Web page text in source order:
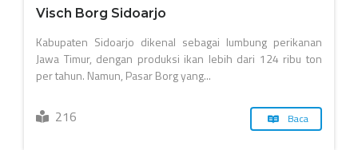
Visch Borg Sidoarjo
Kabupaten Sidoarjo dikenal sebagai lumbung perikanan
Jawa Timur, dengan produksi ikan lebih dari 124 ribu ton
per tahun. Namun, Pasar Borg yang...
216 Baca